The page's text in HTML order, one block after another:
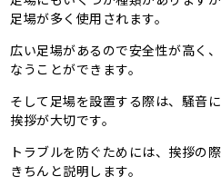
足場が多く使用されます。
広い足場があるので安全性が高く
なうことができます。
そして足場を設置する際は、騒音
挨拶が大切です。
トラブルを防ぐためには、挨拶の
きちんと説明します。